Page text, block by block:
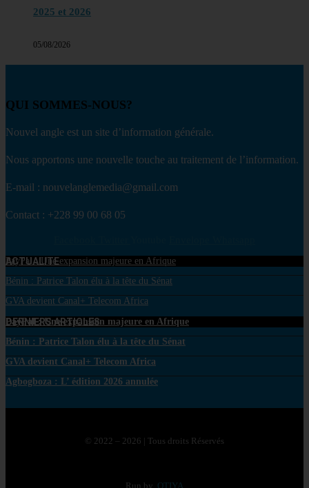
2025 et 2026
05/08/2026
QUI SOMMES-NOUS?
Nouvel angle est un site d’information générale.
Nous apportons une nouvelle touche au traitement de l’information.
E-mail : nouvelanglemedia@gmail.com
Contact : +228 99 00 68 05
ACTUALITE
PayPal : Une expansion majeure en Afrique
Bénin : Patrice Talon élu à la tête du Sénat
GVA devient Canal+ Telecom Africa
DERNIERS ARTICLES
PayPal : Une expansion majeure en Afrique
Bénin : Patrice Talon élu à la tête du Sénat
GVA devient Canal+ Telecom Africa
Agbogboza : L’ édition 2026 annulée
© 2022 – 2026 | Tous droits Réservés
Run by OTIYA